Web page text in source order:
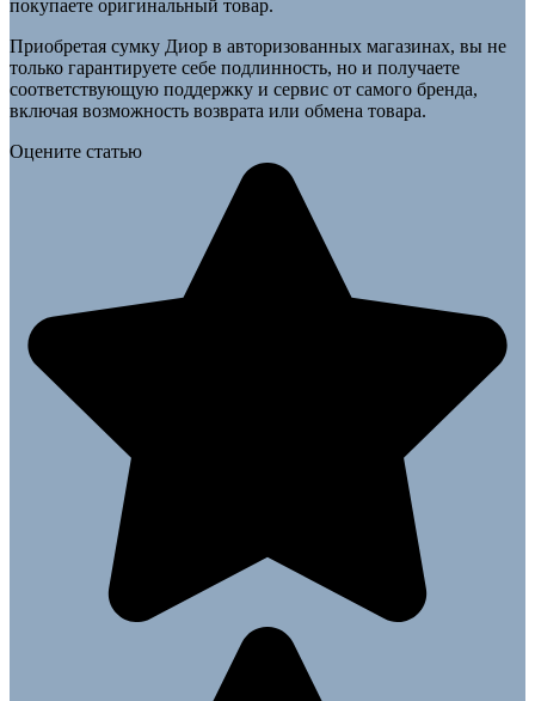
покупаете оригинальный товар.
Приобретая сумку Диор в авторизованных магазинах, вы не
только гарантируете себе подлинность, но и получаете
соответствующую поддержку и сервис от самого бренда,
включая возможность возврата или обмена товара.
Оцените статью